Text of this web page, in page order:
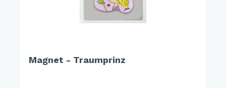
Magnet - Traumprinz